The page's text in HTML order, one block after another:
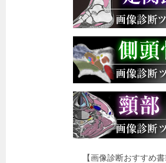
【画像診断おすすめ書